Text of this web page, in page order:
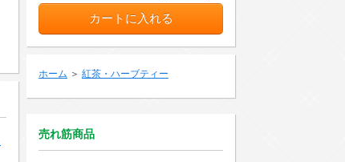
ホーム ＞ 紅茶・ハーブティー
売れ筋商品